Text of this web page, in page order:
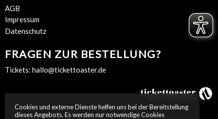
AGB
Impressum
Datenschutz
FRAGEN ZUR BESTELLUNG?
Tickets: hallo@tickettoaster.de
Cookies und externe Dienste helfen uns bei der Bereitstellung
dieses Angebots. Es werden nur notwendige Cookies